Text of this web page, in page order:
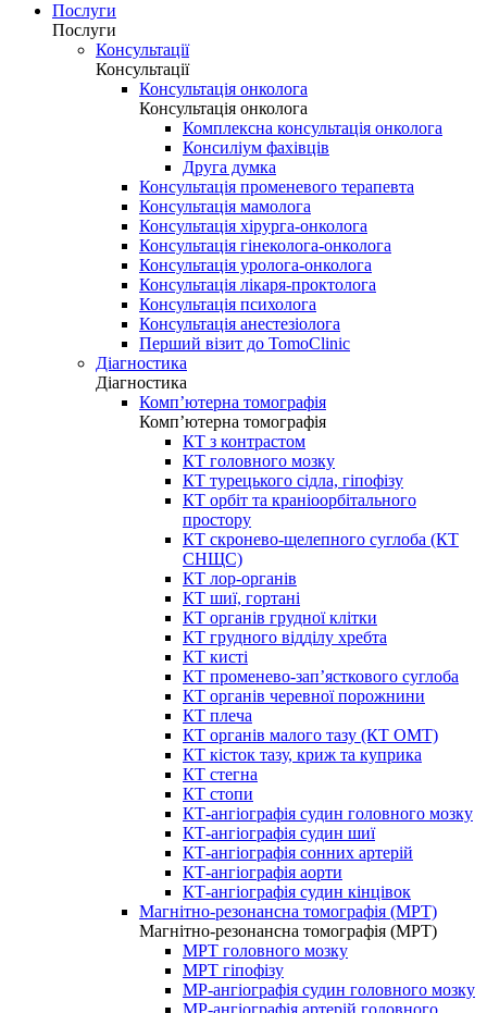
Послуги
Послуги
Консультації
Консультації
Консультація онколога
Консультація онколога
Комплексна консультація онколога
Консиліум фахівців
Друга думка
Консультація променевого терапевта
Консультація мамолога
Консультація хірурга-онколога
Консультація гінеколога-онколога
Консультація уролога-онколога
Консультація лікаря-проктолога
Консультація психолога
Консультація анестезіолога
Перший візит до TomoClinic
Діагностика
Діагностика
Комп’ютерна томографія
Комп’ютерна томографія
КТ з контрастом
КТ головного мозку
КТ турецького сідла, гіпофізу
КТ орбіт та краніоорбітального
простору
КТ скронево-щелепного суглоба (КТ
СНЩС)
КТ лор-органів
КТ шиї, гортані
КТ органів грудної клітки
КТ грудного відділу хребта
КТ кисті
КТ променево-зап’ясткового суглоба
КТ органів черевної порожнини
КТ плеча
КТ органів малого тазу (КТ ОМТ)
КТ кісток тазу, криж та куприка
КТ стегна
КТ стопи
КТ-ангіографія судин головного мозку
КТ-ангіографія судин шиї
КТ-ангіографія сонних артерій
КТ-ангіографія аорти
КТ-ангіографія судин кінцівок
Магнітно-резонансна томографія (МРТ)
Магнітно-резонансна томографія (МРТ)
МРТ головного мозку
МРТ гіпофізу
МР-ангіографія судин головного мозку
МР-ангіографія артерій головного